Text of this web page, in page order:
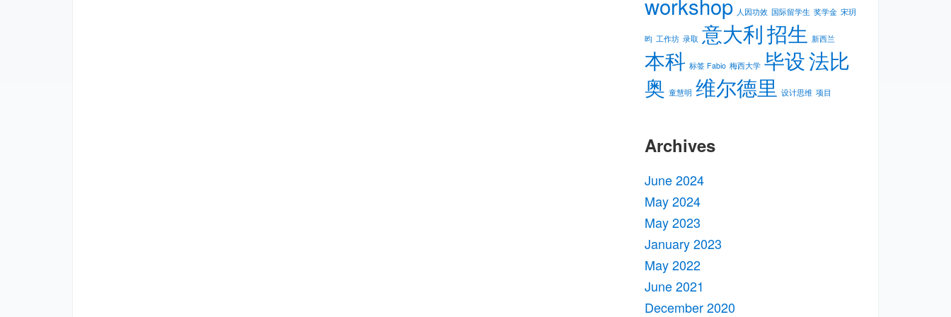
人因功效 国际留学生 奖学金 宋玥
昀 工作坊 录取 意大利招生 新⻄兰
本科 标签 Fabio 梅⻄⼤学 毕设法比
奥 童慧明 维尔德里 设计思维 项目
Archives
June 2024
May 2024
May 2023
January 2023
May 2022
June 2021
December 2020